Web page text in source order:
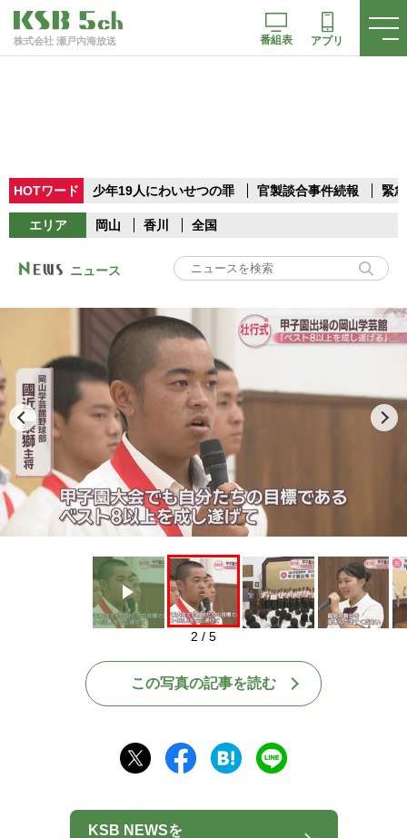
株式会社 瀬戸内海放送 番組表 アプリ
HOTワード 少年19人にわいせつの罪 官製談合事件続報 緊
エリア 岡山 香川 全国
ニュース
Play
2 / 5
この写真の記事を読む
KSB NEWSを